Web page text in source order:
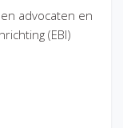
advocaten en
(EBI)